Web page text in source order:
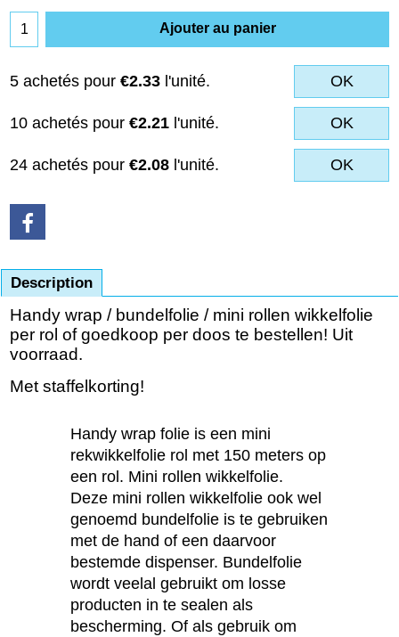
Ajouter au panier
5 achetés pour €2.33 l'unité. OK
10 achetés pour €2.21 l'unité. OK
24 achetés pour €2.08 l'unité. OK
Description
Handy wrap / bundelfolie / mini rollen wikkelfolie
per rol of goedkoop per doos te bestellen! Uit
voorraad.
Met staffelkorting!
Handy wrap folie is een mini
rekwikkelfolie rol met 150 meters op
een rol. Mini rollen wikkelfolie.
Deze mini rollen wikkelfolie ook wel
genoemd bundelfolie is te gebruiken
met de hand of een daarvoor
bestemde dispenser. Bundelfolie
wordt veelal gebruikt om losse
producten in te sealen als
bescherming. Of als gebruik om